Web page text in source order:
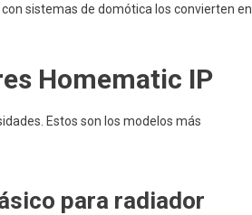
sistemas de domótica los convierten en
Homematic IP
Estos son los modelos más
para radiador